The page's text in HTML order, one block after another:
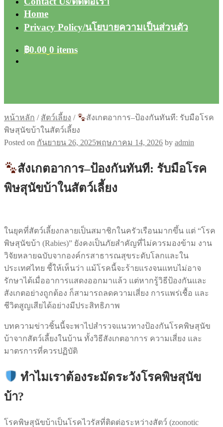
Home
Privacy Policy/นโยบายความเป็นส่วนตัว
฿0.00 0 items
หน้าหลัก / สัตว์เลี้ยง /
สังเกตอาการ–ป้องกันทันที: รับมือโรค
พิษสุนัขบ้าในสัตว์เลี้ยง
Posted on กันยายน 26, 2025พฤษภาคม 14, 2026 by admin
สังเกตอาการ–ป้องกันทันที: รับมือโรค
พิษสุนัขบ้าในสัตว์เลี้ยง
ในยุคที่สัตว์เลี้ยงกลายเป็นสมาชิกในครัวเรือนมากขึ้น แต่ “โรค
พิษสุนัขบ้า (Rabies)” ยังคงเป็นภัยสำคัญที่ไม่ควรมองข้าม งาน
วิจัยหลายฉบับจากองค์กรสาธารณสุขระดับโลกและใน
ประเทศไทย ชี้ให้เห็นว่า แม้โรคนี้จะร้ายแรงจนแทบไม่อาจ
รักษาได้เมื่ออาการแสดงออกมาแล้ว แต่หากรู้วิธีป้องกันและ
สังเกตอย่างถูกต้อง ก็สามารถลดความเสี่ยง การแพร่เชื้อ และ
ชีวิตสูญเสียได้อย่างมีประสิทธิภาพ
บทความข่าวชิ้นนี้จะพาไปสำรวจแนวทางป้องกันโรคพิษสุนัข
บ้าจากสัตว์เลี้ยงในบ้าน ทั้งวิธีสังเกตอาการ ความเสี่ยง และ
มาตรการที่ควรปฏิบัติ
ทำไมเราต้องระมัดระวังโรคพิษสุนัข
บ้า?
โรคพิษสุนัขบ้าเป็นโรคไวรัสที่ติดต่อระหว่างสัตว์ (zoonotic